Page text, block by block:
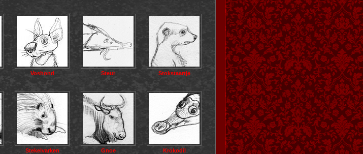
Voshond Steur Stokstaartje
Stekelvarken Gnoe Krokodil